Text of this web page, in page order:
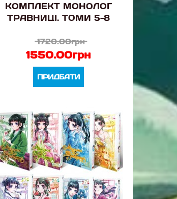
КОМПЛЕКТ МОНОЛОГ
ТРАВНИЦІ. ТОМИ 5-8
1720.00грн
1550.00грн
ПРИДБАТИ